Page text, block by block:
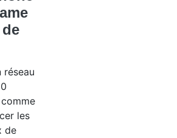
réseau
les
de